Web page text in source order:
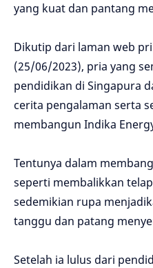
yang kuat dan pantang
Dikutip dari laman web
(25/06/2023), pria yang
pendidikan di Singapura
cerita pengalaman serta
membangun Indika
Tentunya dalam
seperti membalikkan
sedemikian rupa
tanggu dan patang
Setelah ia lulus dari